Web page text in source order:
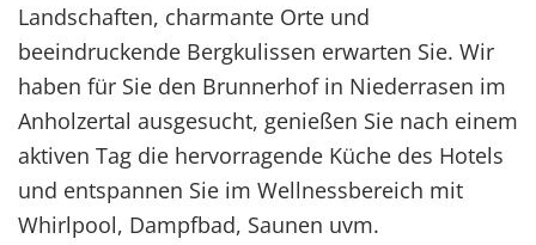
Landschaften, charmante Orte und
beeindruckende Bergkulissen erwarten Sie. Wir
haben für Sie den Brunnerhof in Niederrasen im
Anholzertal ausgesucht, genießen Sie nach einem
aktiven Tag die hervorragende Küche des Hotels
und entspannen Sie im Wellnessbereich mit
Whirlpool, Dampfbad, Saunen uvm.